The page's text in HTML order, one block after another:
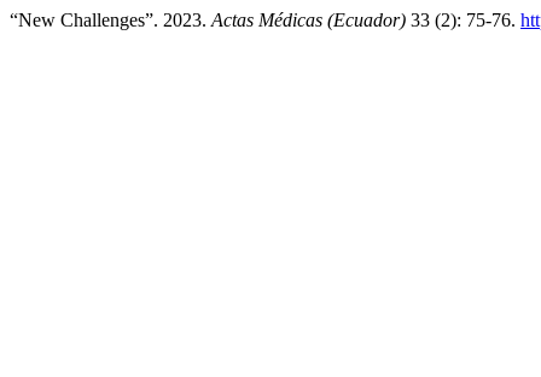
“New Challenges”. 2023. Actas Médicas (Ecuador) 33 (2): 75-76.